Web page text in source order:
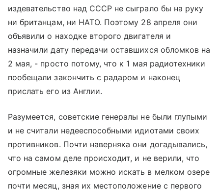
издевательство над СССР не сыграло бы на руку
ни британцам, ни НАТО. Поэтому 28 апреля они
объявили о находке второго двигателя и
назначили дату передачи оставшихся обломков на
2 мая, - просто потому, что к 1 мая радиотехники
пообещали закончить с радаром и наконец
прислать его из Англии.
Разумеется, советские генералы не были глупыми
и не считали недееспособными идиотами своих
противников. Почти наверняка они догадывались,
что на самом деле происходит, и не верили, что
огромные железяки можно искать в мелком озере
почти месяц, зная их местоположение с первого